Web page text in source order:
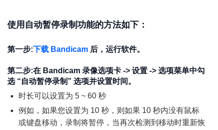
使用自动暂停录制功能的方法如下：
第一步:下载 Bandicam 后，运行软件。
第二步:在 Bandicam 录像选项卡 -> 设置 -> 选项菜单中勾
选 “自动暂停录制” 选项并设置时间。
时长可以设置为 5 ~ 60 秒
例如，如果您设置为 10 秒，则如果 10 秒内没有鼠标
或键盘移动，录制将暂停，当再次检测到移动时重新恢